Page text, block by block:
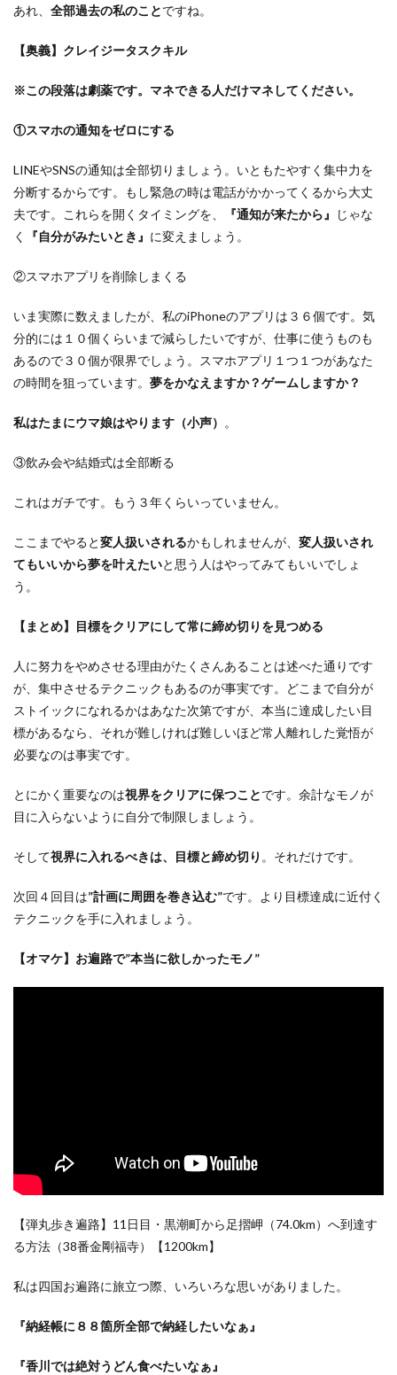
あれ、 全部過去の私のことですね。
【奥義】クレイジータスクキル
※この段落は劇薬です。マネできる人だけマネしてください。
①スマホの通知をゼロにする
LINEやSNSの通知は全部切りましょう。いともたやすく集中力を
分断するからです。もし緊急の時は電話がかかってくるから大丈
夫です。これらを開くタイミングを、
『通知が来たから』
じゃな
く
『自分がみたいとき』 に変えましょう。
②スマホアプリを削除しまくる
いま実際に数えましたが、私のiPhoneのアプリは３６個です。気
分的には１０個くらいまで減らしたいですが、仕事に使うものも
あるので３０個が限界でしょう。スマホアプリ１つ１つがあなた
の時間を狙っています。 夢をかなえますか？ゲームしますか？
私はたまにウマ娘はやります（小声） 。
③飲み会や結婚式は全部断る
これはガチです。もう３年くらいっていません。
ここまでやると変人扱いされるかもしれませんが、 変人扱いされ
てもいいから夢を叶えたいと思う人はやってみてもいいでしょ
う。
【まとめ】目標をクリアにして常に締め切りを見つめる
人に努力をやめさせる理由がたくさんあることは述べた通りです
が、集中させるテクニックもあるのが事実です。どこまで自分が
ストイックになれるかはあなた次第ですが、本当に達成したい目
標があるなら、それが難しければ難しいほど常人離れした覚悟が
必要なのは事実です。
とにかく重要なのは視界をクリアに保つことです。余計なモノが
目に入らないように自分で制限しましょう。
そして視界に入れるべきは、目標と締め切り 。それだけです。
次回４回目は”計画に周囲を巻き込む”です。より目標達成に近付く
テクニックを手に入れましょう。
【オマケ】お遍路で”本当に欲しかったモノ”
【弾丸歩き遍路】11日目・黒潮町から足摺岬（74.0km）へ到達す
る方法（38番金剛福寺）【1200km】
私は四国お遍路に旅立つ際、いろいろな思いがありました。
『納経帳に８８箇所全部で納経したいなぁ』
『香川では絶対うどん食べたいなぁ』